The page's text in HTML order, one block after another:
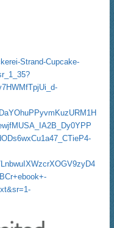
Strand-Cupcake-